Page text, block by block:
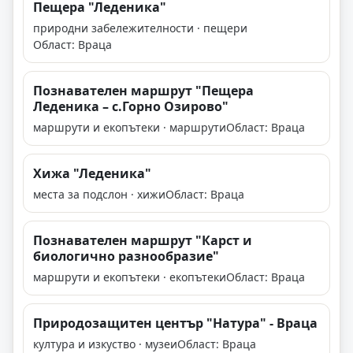
Пещера "Леденика"
природни забележителности · пещери
Област: Враца
Познавателен маршрут "Пещера
Леденика – с.Горно Озирово"
маршрути и екопътеки · маршрутиОбласт: Враца
Хижа "Леденика"
места за подслон · хижиОбласт: Враца
Познавателен маршрут "Карст и
биологично разнообразие"
маршрути и екопътеки · екопътекиОбласт: Враца
Природозащитен център "Натура" - Враца
култура и изкуство · музеиОбласт: Враца